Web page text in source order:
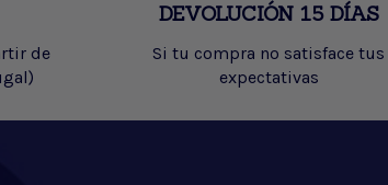
de
DEVOLUCIÓN 15 DÍAS
Si tu compra no satisface tus
expectativas